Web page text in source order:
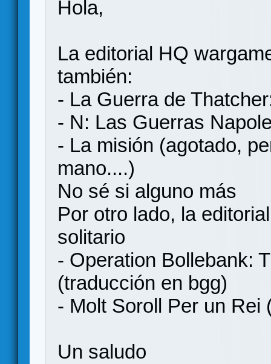
Hola,
La editorial HQ
también:
- La Guerra de
- N: Las Guerras
- La misión (agotado,
mano....)
No sé si alguno más
Por otro lado, la
solitario
- Operation Bollebank:
(traducción en bgg)
- Molt Soroll Per un Rei
Un saludo